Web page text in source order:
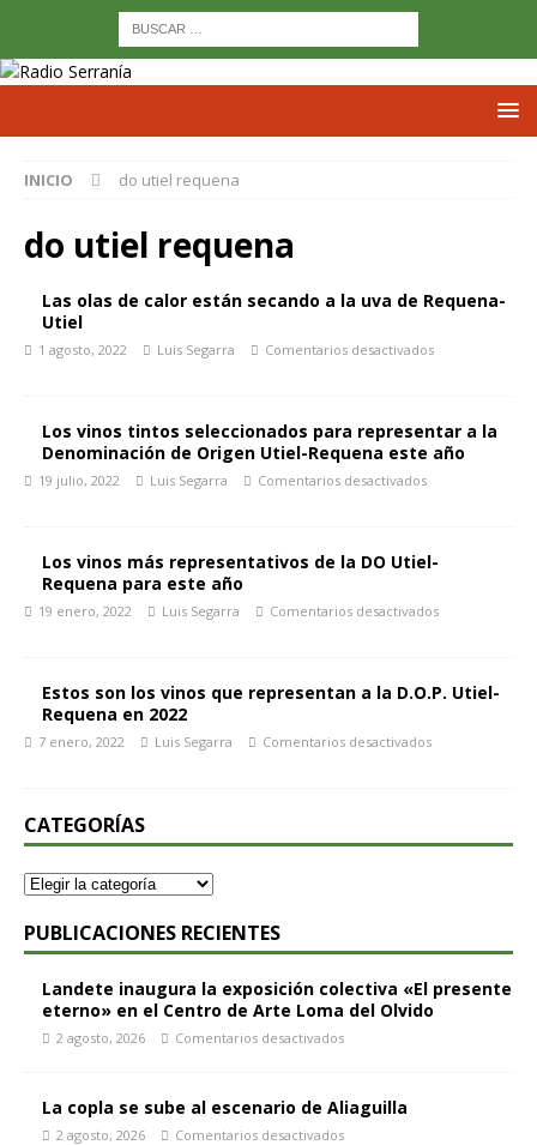
INICIO do utiel requena
do utiel requena
Las olas de calor están secando a la uva de Requena-
Utiel
1 agosto, 2022 Luis Segarra Comentarios desactivados
Los vinos tintos seleccionados para representar a la
Denominación de Origen Utiel-Requena este año
19 julio, 2022 Luis Segarra Comentarios desactivados
Los vinos más representativos de la DO Utiel-
Requena para este año
19 enero, 2022 Luis Segarra Comentarios desactivados
Estos son los vinos que representan a la D.O.P. Utiel-
Requena en 2022
7 enero, 2022 Luis Segarra Comentarios desactivados
CATEGORÍAS
PUBLICACIONES RECIENTES
Landete inaugura la exposición colectiva «El presente
eterno» en el Centro de Arte Loma del Olvido
2 agosto, 2026 Comentarios desactivados
La copla se sube al escenario de Aliaguilla
2 agosto, 2026 Comentarios desactivados